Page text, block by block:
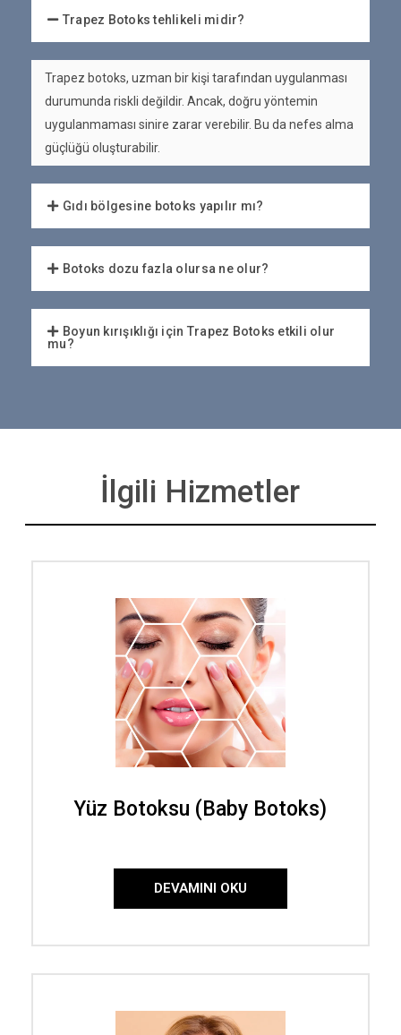
Trapez Botoks tehlikeli midir?
Trapez botoks, uzman bir kişi tarafından uygulanması
durumunda riskli değildir. Ancak, doğru yöntemin
uygulanmaması sinire zarar verebilir. Bu da nefes alma
güçlüğü oluşturabilir.
Gıdı bölgesine botoks yapılır mı?
Botoks dozu fazla olursa ne olur?
Boyun kırışıklığı için Trapez Botoks etkili olur
mu?
İlgili Hizmetler
Yüz Botoksu (Baby Botoks)
DEVAMINI OKU